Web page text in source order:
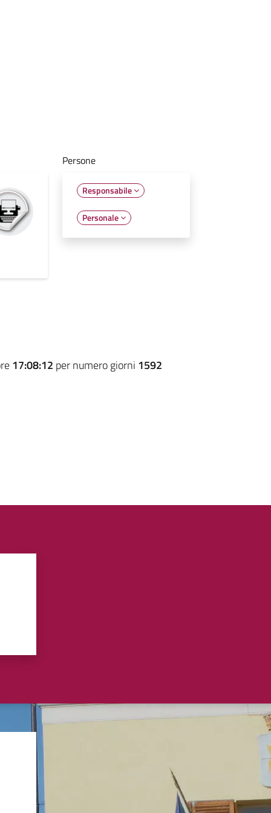
Persone
Responsabile
Personale
17:08:12 per numero giorni 1592